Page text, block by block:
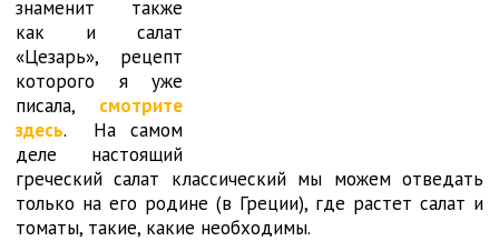
знаменит также
как и салат
«Цезарь», рецепт
которого я уже
писала, смотрите
здесь. На самом
деле настоящий
греческий салат классический мы можем отведать
только на его родине (в Греции), где растет салат и
томаты, такие, какие необходимы.